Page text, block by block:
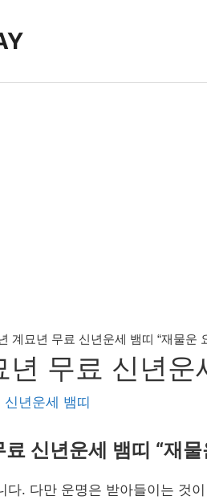
계묘년 무료 신년운세 뱀띠 “재물운
무료 신년운
신년운세 뱀띠
신년운세 뱀띠 “재물
다. 다만 운명은 받아들이는 것